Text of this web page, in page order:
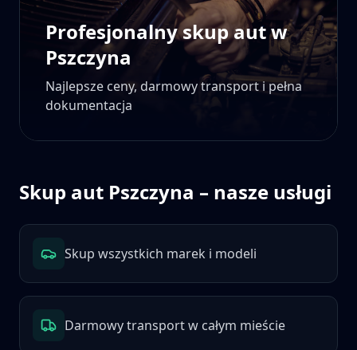
Profesjonalny skup aut w
Pszczyna
Najlepsze ceny, darmowy transport i pełna
dokumentacja
Skup aut Pszczyna – nasze usługi
Skup wszystkich marek i modeli
Darmowy transport w całym mieście